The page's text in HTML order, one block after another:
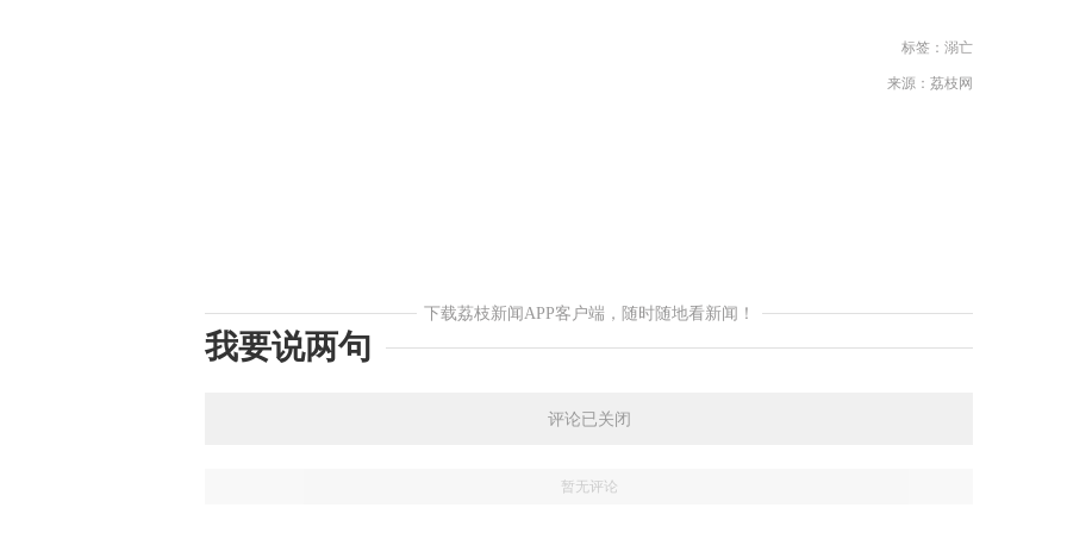
标签： 溺亡
来源：荔枝网
下载荔枝新闻APP客户端，随时随地看新闻！
我要说两句
评论已关闭
暂无评论